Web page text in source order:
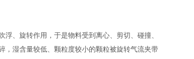
、旋转作用，于是物料受到离心、剪切、碰撞、
，湿含量较低、颗粒度较小的颗粒被旋转气流夹带